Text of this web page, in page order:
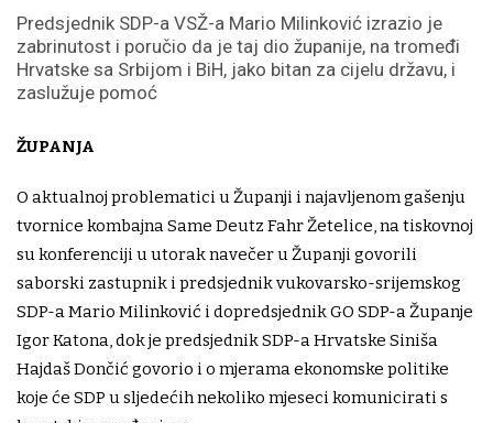
Predsjednik SDP-a VSŽ-a Mario Milinković izrazio je
zabrinutost i poručio da je taj dio županije, na tromeđi
Hrvatske sa Srbijom i BiH, jako bitan za cijelu državu, i
zaslužuje pomoć
ŽUPANJA
O aktualnoj problematici u Županji i najavljenom gašenju
tvornice kombajna Same Deutz Fahr Žetelice, na tiskovnoj
su konferenciji u utorak navečer u Županji govorili
saborski zastupnik i predsjednik vukovarsko-srijemskog
SDP-a Mario Milinković i dopredsjednik GO SDP-a Županje
Igor Katona, dok je predsjednik SDP-a Hrvatske Siniša
Hajdaš Dončić govorio i o mjerama ekonomske politike
koje će SDP u sljedećih nekoliko mjeseci komunicirati s